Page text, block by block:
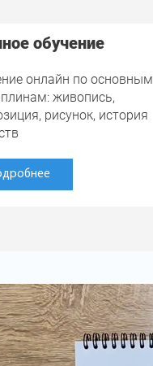
обучение
онлайн по основным
живопись,
рисунок, история